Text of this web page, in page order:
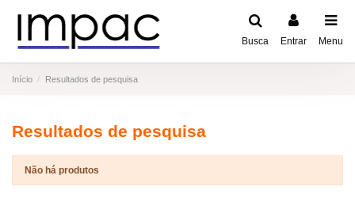
Busca Entrar Menu
Início Resultados de pesquisa
Resultados de pesquisa
Não há produtos